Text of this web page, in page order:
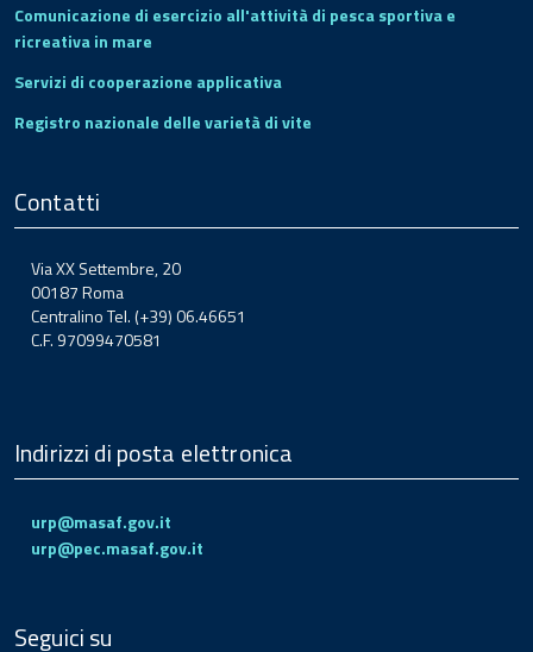
Comunicazione di esercizio all'attività di pesca sportiva e
ricreativa in mare
Servizi di cooperazione applicativa
Registro nazionale delle varietà di vite
Contatti
Via XX Settembre, 20
00187 Roma
Centralino Tel. (+39) 06.46651
C.F. 97099470581
Indirizzi di posta elettronica
urp@masaf.gov.it
urp@pec.masaf.gov.it
Seguici su